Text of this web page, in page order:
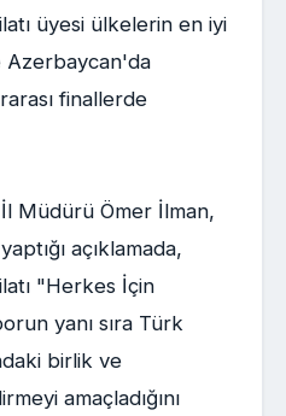
üyesi ülkelerin en iyi
finallerde
Müdürü Ömer İlman,
açıklamada,
"Herkes İçin
yanı sıra Türk
birlik ve
amaçladığını